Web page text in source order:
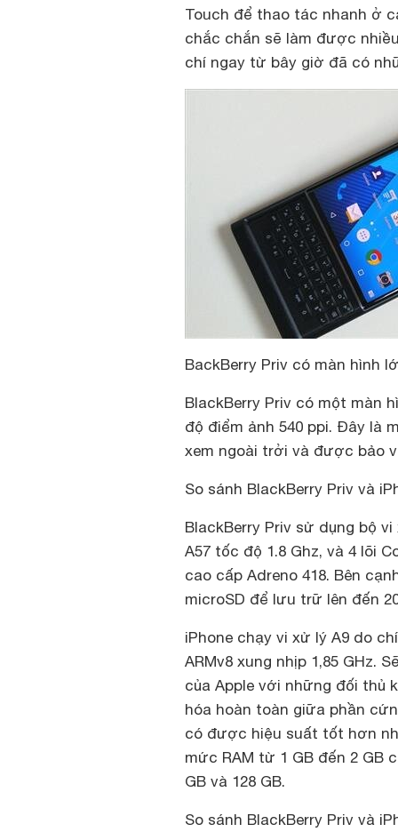
Touch để thao tác nhanh ở
chắc chắn sẽ làm được
chí ngay từ bây giờ đã có
BackBerry Priv có màn hình
BlackBerry Priv có một màn
độ điểm ảnh 540 ppi. Đây là
xem ngoài trởi và được bảo
So sánh BlackBerry Priv và
BlackBerry Priv sử dụng bộ
A57 tốc độ 1.8 Ghz, và 4 lõi
cao cấp Adreno 418. Bên
microSD để lưu trữ lên đến
iPhone chạy vi xử lý A9 do
ARMv8 xung nhịp 1,85 GHz.
của Apple với những đối thủ
hóa hoàn toàn giữa phần
có được hiệu suất tốt hơn
mức RAM từ 1 GB đến 2 GB
GB và 128 GB.
So sánh BlackBerry Priv và